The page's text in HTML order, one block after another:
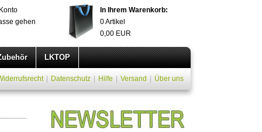
gehen
In Ihrem Warenkorb:
0Artikel
0,00 EUR
LKTOP
Datenschutz Hilfe Versand Über uns